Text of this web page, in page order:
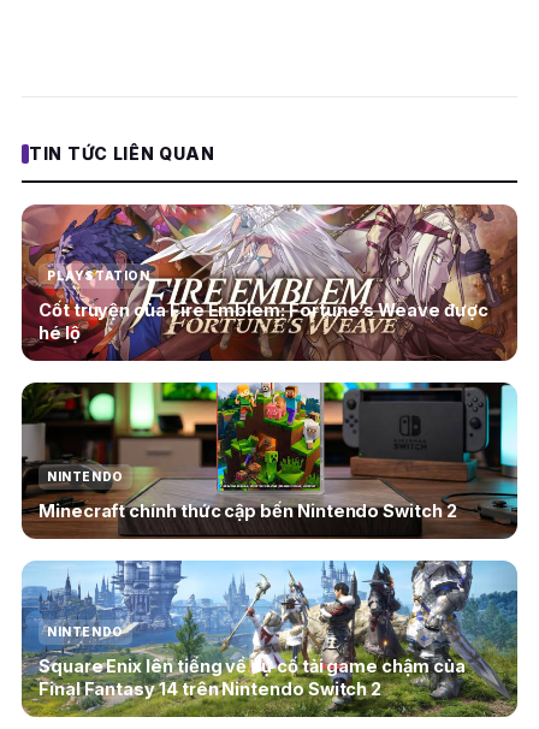
TIN TỨC LIÊN QUAN
PLAYSTATION
Cốt truyện của Fire Emblem: Fortune’s Weave được
hé lộ
NINTENDO
Minecraft chính thức cập bến Nintendo Switch 2
NINTENDO
Square Enix lên tiếng về sự cố tải game chậm của
Final Fantasy 14 trên Nintendo Switch 2